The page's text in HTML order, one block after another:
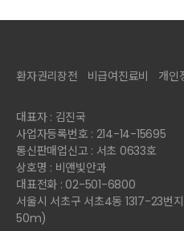
환자권리장전 비급여진료비 개인
대표자 : 김진국
사업자등록번호 : 214-14-15695
통신판매업신고 : 서초 0633호
상호명 : 비앤빛안과
대표전화 : 02-501-6800
서울시 서초구 서초4동 1317-23번
50m)